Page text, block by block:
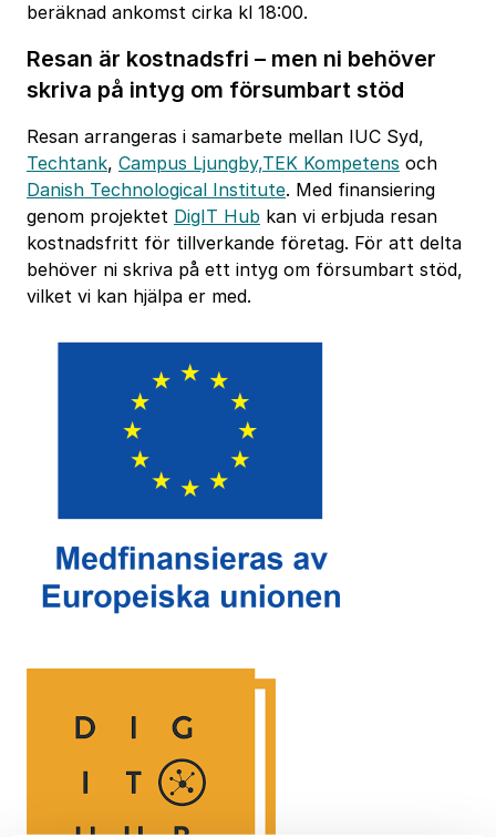
beräknad ankomst cirka kl 18:00.
Resan är kostnadsfri – men ni behöver
skriva på intyg om försumbart stöd
Resan arrangeras i samarbete mellan IUC Syd,
Techtank, Campus Ljungby,TEK Kompetens och
Danish Technological Institute. Med finansiering
genom projektet DigIT Hub kan vi erbjuda resan
kostnadsfritt för tillverkande företag. För att delta
behöver ni skriva på ett intyg om försumbart stöd,
vilket vi kan hjälpa er med.